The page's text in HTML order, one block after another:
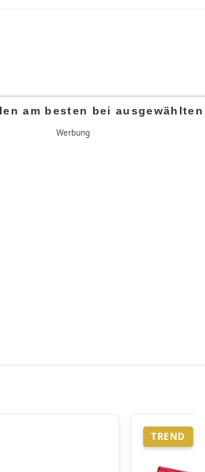
am besten bei
Werbung
TREND